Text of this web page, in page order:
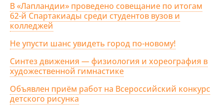
В «Лапландии» проведено совещание по итогам
62-й Спартакиады среди студентов вузов и
колледжей
Не упусти шанс увидеть город по-новому!
Синтез движения — физиология и хореография в
художественной гимнастике
Объявлен приём работ на Всероссийский конкурс
детского рисунка